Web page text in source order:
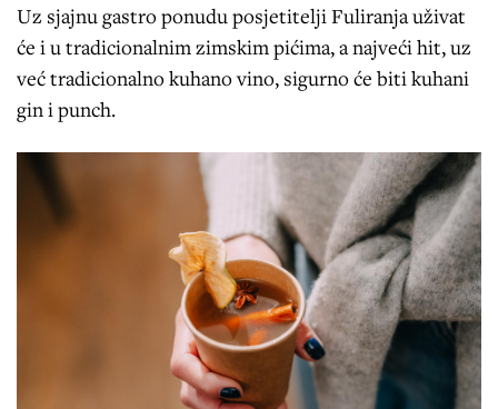
Uz sjajnu gastro ponudu posjetitelji Fuliranja uživat
će i u tradicionalnim zimskim pićima, a najveći hit, uz
već tradicionalno kuhano vino, sigurno će biti kuhani
gin i punch.